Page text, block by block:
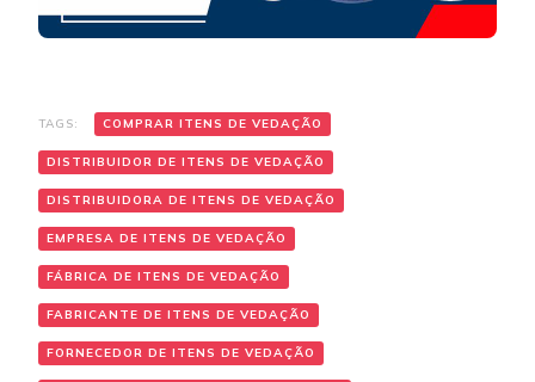
TAGS: COMPRAR ITENS DE VEDAÇÃO
DISTRIBUIDOR DE ITENS DE VEDAÇÃO
DISTRIBUIDORA DE ITENS DE VEDAÇÃO
EMPRESA DE ITENS DE VEDAÇÃO
FÁBRICA DE ITENS DE VEDAÇÃO
FABRICANTE DE ITENS DE VEDAÇÃO
FORNECEDOR DE ITENS DE VEDAÇÃO